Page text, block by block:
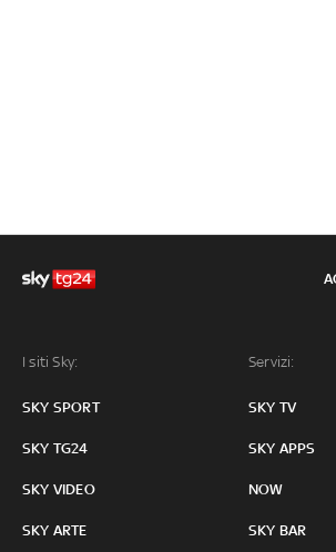
I siti Sky:
SKY SPORT
SKY TG24
SKY VIDEO
SKY ARTE
Servizi:
SKY TV
SKY APPS
NOW
SKY BAR